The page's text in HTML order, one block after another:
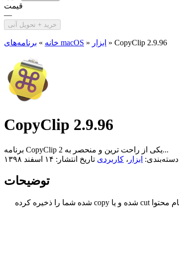
قیمت
—
خرید + تحویل آنی
خانه » برنامه‌های macOS » ابزار » CopyClip 2.9.96
CopyClip 2.9.96
برنامه CopyClip 2 یکی از راحت ترین و منحصر به...
دسته‌بندی: ابزار ، کاربردی تاریخ انتشار: ۱۴ اسفند ۱۳۹۸
توضیحات
یکی از راحت ترین و منحصر به فرد ترین برنامه های پرمیوم مدیریت Clipboard مک شما است. از منو بار شما اجرا می شود، برنامه تمام محتوا cut شده و یا copy شده شما را ذخیره کرده